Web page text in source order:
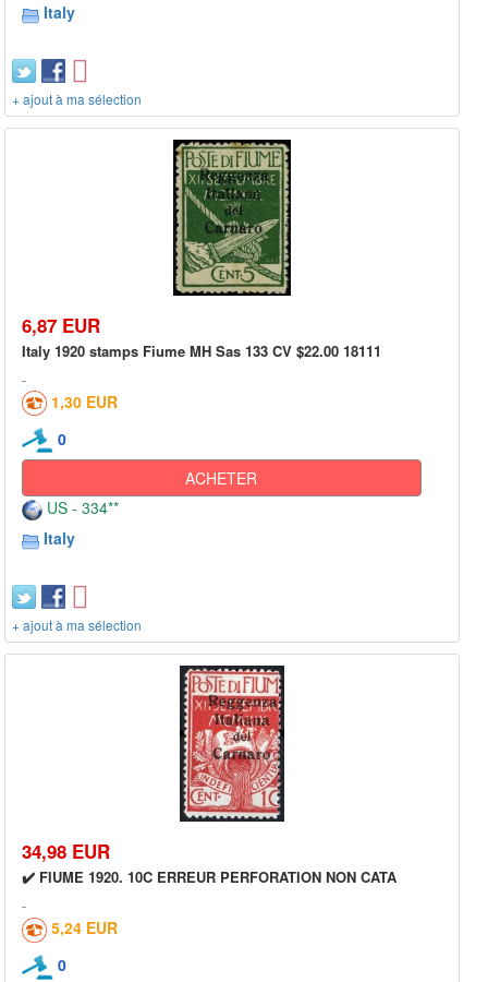
Italy
+ ajout à ma sélection
6,87 EUR
Italy 1920 stamps Fiume MH Sas 133 CV $22.00 18111
1,30 EUR
0
ACHETER
US - 334**
Italy
+ ajout à ma sélection
34,98 EUR
✔️ FIUME 1920. 10C ERREUR PERFORATION NON CATA
5,24 EUR
0